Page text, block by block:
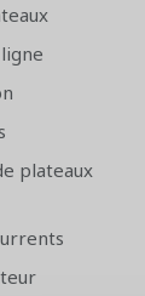
plateaux